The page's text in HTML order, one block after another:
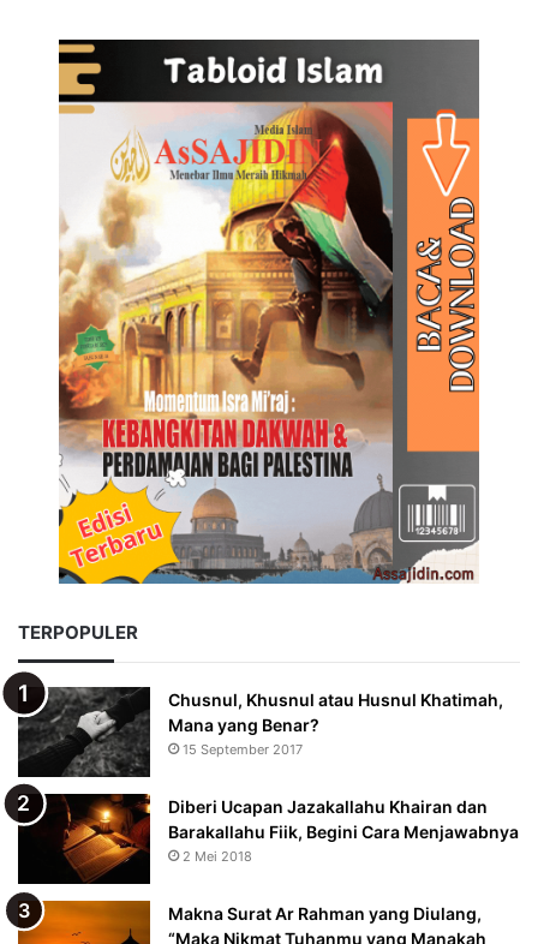
TERPOPULER
Chusnul, Khusnul atau Husnul Khatimah,
Mana yang Benar?
15 September 2017
Diberi Ucapan Jazakallahu Khairan dan
Barakallahu Fiik, Begini Cara Menjawabnya
2 Mei 2018
Makna Surat Ar Rahman yang Diulang,
“Maka Nikmat Tuhanmu yang Manakah